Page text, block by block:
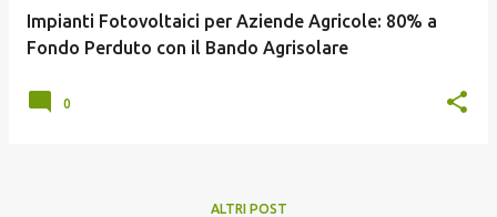
Impianti Fotovoltaici per Aziende Agricole: 80% a
Fondo Perduto con il Bando Agrisolare
0
ALTRI POST